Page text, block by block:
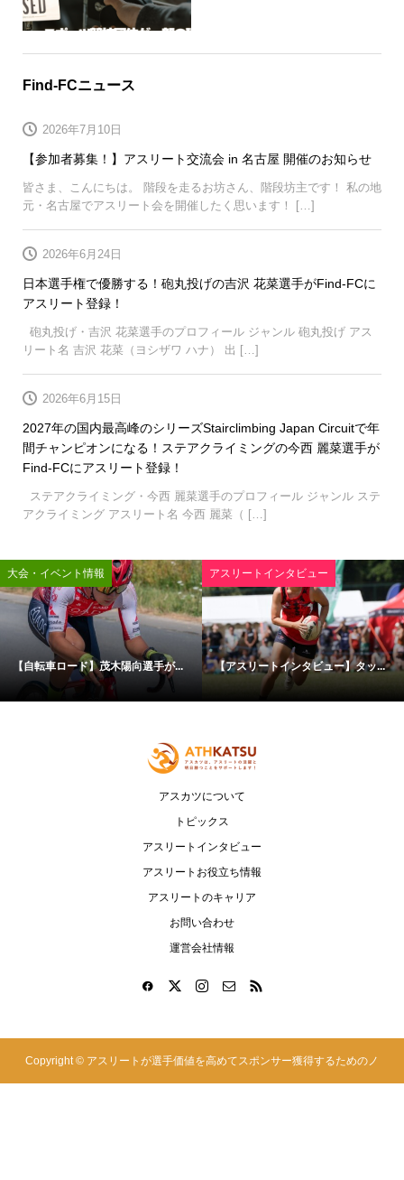
Find-FCニュース
【参加者募集！】アスリート交流会 in 名古屋 開催のお知らせ
2026年7月10日
皆さま、こんにちは。 階段を走るお坊さん、階段坊主です！ 私の地
元・名古屋でアスリート会を開催したく思います！ […]
日本選手権で優勝する！砲丸投げの吉沢 花菜選手がFind-FCに
アスリート登録！
2026年6月24日
砲丸投げ・吉沢 花菜選手のプロフィール ジャンル 砲丸投げ アス
リート名 吉沢 花菜（ヨシザワ ハナ） 出 […]
2027年の国内最高峰のシリーズStairclimbing Japan Circuitで年
間チャンピオンになる！ステアクライミングの今西 麗菜選手が
Find-FCにアスリート登録！
2026年6月15日
ステアクライミング・今西 麗菜選手のプロフィール ジャンル ステ
アクライミング アスリート名 今西 麗菜（ […]
大会・イベント情報
【自転車ロード】茂木陽向選手が...
アスリートインタビュー
【アスリートインタビュー】タッ...
アスカツについて
トピックス
アスリートインタビュー
アスリートお役立ち情報
アスリートのキャリア
お問い合わせ
運営会社情報
Copyright © アスリートが選手価値を高めてスポンサー獲得するためのノ